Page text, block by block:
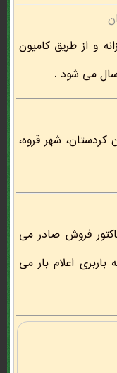
و از طریق کامیون
می شود .
شهر قروه،
فروش صادر می
اعلام بار می